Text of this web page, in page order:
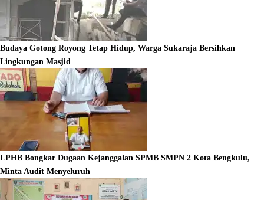
Budaya Gotong Royong Tetap Hidup, Warga Sukaraja Bersihkan
Lingkungan Masjid
LPHB Bongkar Dugaan Kejanggalan SPMB SMPN 2 Kota Bengkulu,
Minta Audit Menyeluruh